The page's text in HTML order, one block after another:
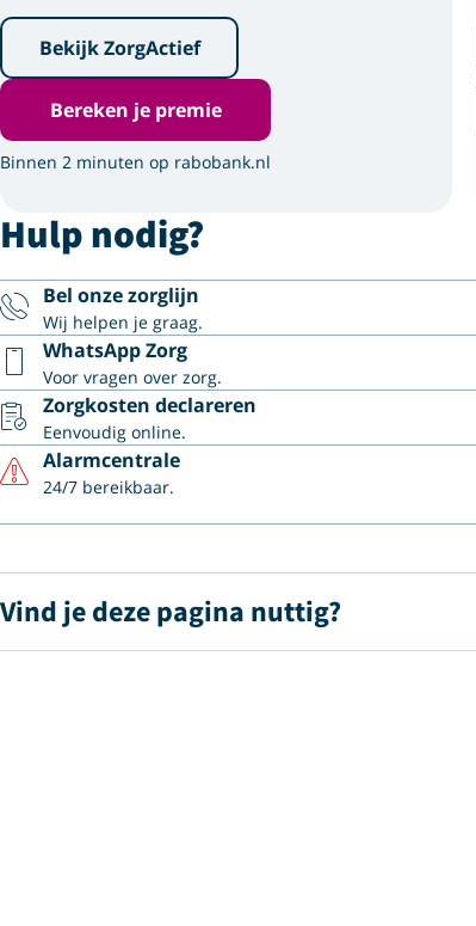
Bekijk ZorgActief
Bereken je premie
Binnen 2 minuten op rabobank.nl
Hulp nodig?
Bel onze zorglijn
Wij helpen je graag.
WhatsApp Zorg
Voor vragen over zorg.
Zorgkosten declareren
Eenvoudig online.
Alarmcentrale
24/7 bereikbaar.
Vind je deze pagina nuttig?